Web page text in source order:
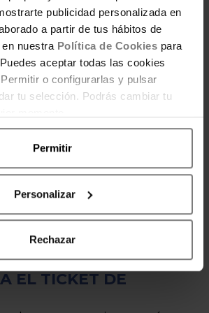
publicidad personalizada en
a partir de tus hábitos de
nuestra Política de Cookies para
aceptar todas las cookies
o configurarlas y pulsar
tu selección. Podrás cambiar tu
Permitir
Personalizar
Rechazar
EL TICKET DE